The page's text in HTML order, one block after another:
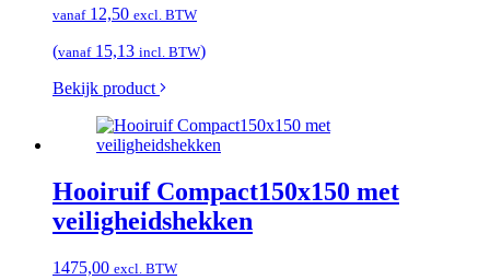
vanaf12,50 excl. BTW
(vanaf15,13 incl. BTW)
Bekijk product
Hooiruif Compact150x150 met
veiligheidshekken
1475,00 excl. BTW